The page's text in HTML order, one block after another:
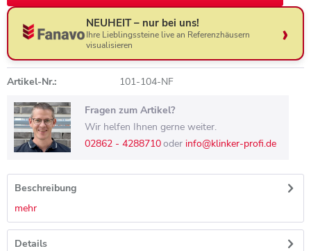
NEUHEIT – nur bei uns!
Ihre Lieblingssteine live an Referenzhäusern
visualisieren
Artikel-Nr.: 101-104-NF
Fragen zum Artikel?
Wir helfen Ihnen gerne weiter.
02862 - 4288710oder info@klinker-profi.de
Beschreibung
mehr
Details